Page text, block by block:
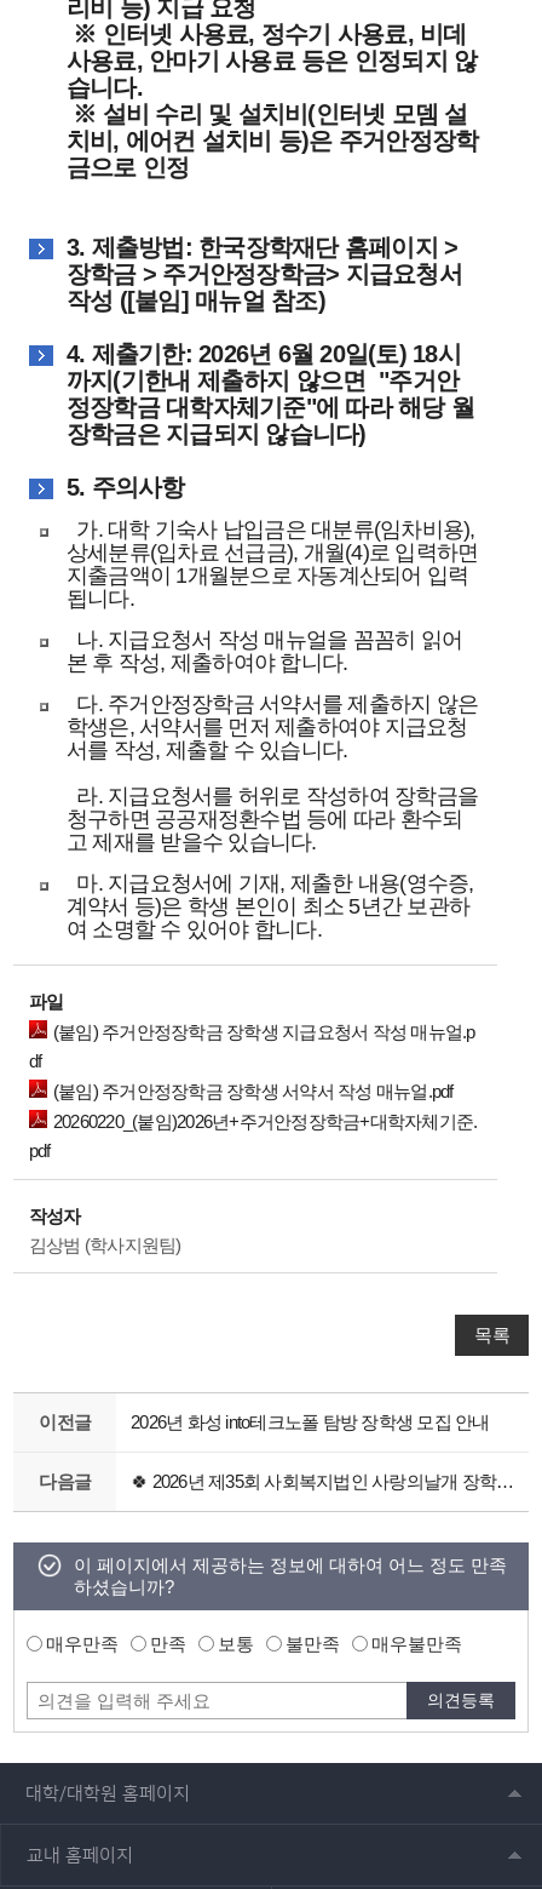
리비 등) 지급 요청
※ 인터넷 사용료, 정수기 사용료, 비데
사용료, 안마기 사용료 등은 인정되지 않
습니다.
※ 설비 수리 및 설치비(인터넷 모뎀 설
치비, 에어컨 설치비 등)은 주거안정장학
금으로 인정
3. 제출방법: 한국장학재단 홈페이지 >
장학금 > 주거안정장학금> 지급요청서
작성 ([붙임] 매뉴얼 참조)
4. 제출기한: 2026년 6월 20일(토) 18시
까지(기한내 제출하지 않으면 "주거안
정장학금 대학자체기준"에 따라 해당 월
장학금은 지급되지 않습니다)
5. 주의사항
가. 대학 기숙사 납입금은 대분류(임차비용),
상세분류(입차료 선급금), 개월(4)로 입력하면
지출금액이 1개월분으로 자동계산되어 입력
됩니다.
나. 지급요청서 작성 매뉴얼을 꼼꼼히 읽어
본 후 작성, 제출하여야 합니다.
다. 주거안정장학금 서약서를 제출하지 않은
학생은, 서약서를 먼저 제출하여야 지급요청
서를 작성, 제출할 수 있습니다.
라. 지급요청서를 허위로 작성하여 장학금을
청구하면 공공재정환수법 등에 따라 환수되
고 제재를 받을수 있습니다.
마. 지급요청서에 기재, 제출한 내용(영수증,
계약서 등)은 학생 본인이 최소 5년간 보관하
여 소명할 수 있어야 합니다.
파일
(붙임) 주거안정장학금 장학생 지급요청서 작성 매뉴얼.p
df
(붙임) 주거안정장학금 장학생 서약서 작성 매뉴얼.pdf
20260220_(붙임)2026년+주거안정장학금+대학자체기준.
pdf
작성자
김상범 (학사지원팀)
목록
이전글 2026년 화성 into테크노폴 탐방 장학생 모집 안내
다음글 🍀 2026년 제35회 사회복지법인 사랑의날개 장학지원사업 안내
이 페이지에서 제공하는 정보에 대하여 어느 정도 만족
하셨습니까?
매우만족 만족 보통 불만족 매우불만족
대학/대학원 홈페이지
교내 홈페이지